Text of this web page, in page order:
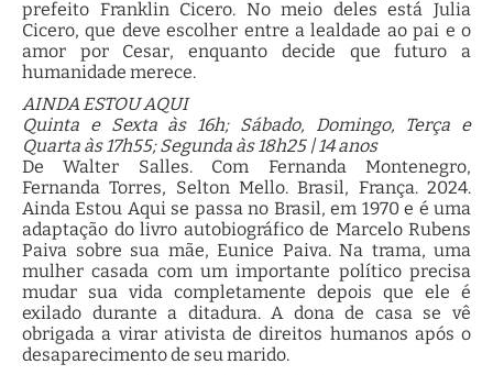
prefeito Franklin Cicero. No meio deles está Julia
Cicero, que deve escolher entre a lealdade ao pai e o
amor por Cesar, enquanto decide que futuro a
humanidade merece.
AINDA ESTOU AQUI
Quinta e Sexta às 16h; Sábado, Domingo, Terça e
Quarta às 17h55; Segunda às 18h25 | 14 anos
De Walter Salles. Com Fernanda Montenegro,
Fernanda Torres, Selton Mello. Brasil, França. 2024.
Ainda Estou Aqui se passa no Brasil, em 1970 e é uma
adaptação do livro autobiográfico de Marcelo Rubens
Paiva sobre sua mãe, Eunice Paiva. Na trama, uma
mulher casada com um importante político precisa
mudar sua vida completamente depois que ele é
exilado durante a ditadura. A dona de casa se vê
obrigada a virar ativista de direitos humanos após o
desaparecimento de seu marido.